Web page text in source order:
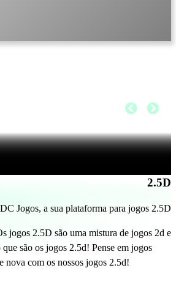
2.5D
Jogos, a sua plataforma para jogos 2.5D
jogos 2.5D são uma mistura de jogos 2d e
são os jogos 2.5d! Pense em jogos
nova com os nossos jogos 2.5d!